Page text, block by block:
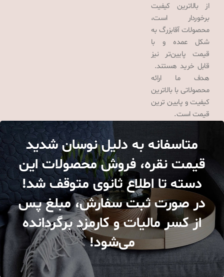
از بالاترین کیفیت
برخوردار است،
محصولات آقابزرگ به
شکل عمده و با
قیمت پایین‌تر نیز
قابل خرید هستند.
هدف ما ارائه
محصولاتی با بالاترین
کیفیت و پایین ترین
قیمت است.
متاسفانه به دلیل نوسان شدید
قیمت نقره، فروش محصولات این
دسته تا اطلاع ثانوی متوقف شد!
در صورت ثبت سفارش، مبلغ پس
از کسر مالیات و کارمزد برگردانده
می‌شود!